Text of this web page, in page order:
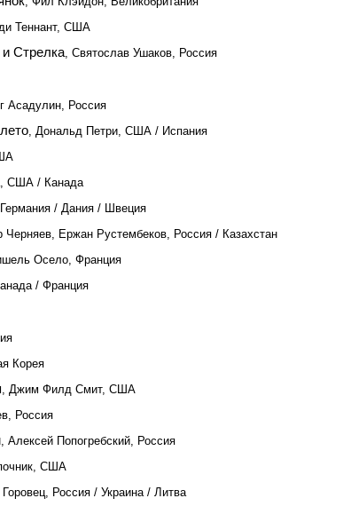
Теннант, США
Стрелка, Святослав Ушаков, Россия
Асадулин, Россия
, Дональд Петри, США / Испания
США / Канада
/ Дания / Швеция
Черняев, Ержан Рустембеков, Россия / Казахстан
Осело, Франция
/ Франция
Корея
, Джим Филд Смит, США
Россия
, Алексей Попогребский, Россия
США
Россия / Украина / Литва